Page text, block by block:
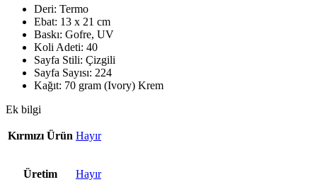
Deri: Termo
Ebat: 13 x 21 cm
Baskı: Gofre, UV
Koli Adeti: 40
Sayfa Stili: Çizgili
Sayfa Sayısı: 224
Kağıt: 70 gram (Ivory) Krem
Ek bilgi
Kırmızı Ürün Hayır
Üretim Hayır